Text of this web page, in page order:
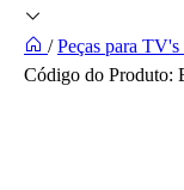
/ Peças para TV's
Código do Produto: